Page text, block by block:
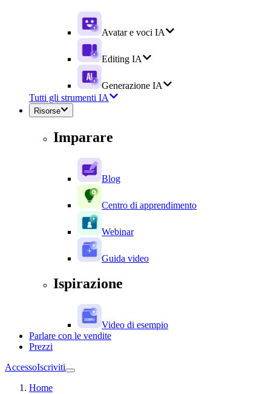
Avatar e voci IA
Editing IA
Generazione IA
Tutti gli strumenti IA
Risorse
Imparare
Blog
Centro di apprendimento
Webinar
Guida video
Ispirazione
Video di esempio
Parlare con le vendite
Prezzi
AccessoIscriviti
Home